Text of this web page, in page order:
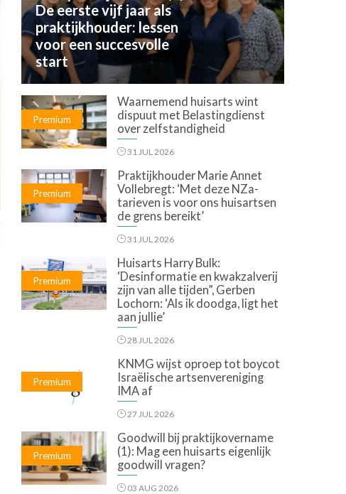
De eerste vijf jaar als
praktijkhouder: lessen
voor een succesvolle
start
Premium
Waarnemend huisarts wint
dispuut met Belastingdienst
over zelfstandigheid
31 JUL 2026
Premium
Praktijkhouder Marie Annet
Vollebregt: ‘Met deze NZa-
tarieven is voor ons huisartsen
de grens bereikt’
31 JUL 2026
Premium
Huisarts Harry Bulk:
‘Desinformatie en kwakzalverij
zijn van alle tijden”, Gerben
Lochorn: ‘Als ik doodga, ligt het
aan jullie’
28 JUL 2026
Premium
KNMG wijst oproep tot boycot
Israëlische artsenvereniging
IMA af
27 JUL 2026
Premium
Goodwill bij praktijkovername
(1): Mag een huisarts eigenlijk
goodwill vragen?
03 AUG 2026